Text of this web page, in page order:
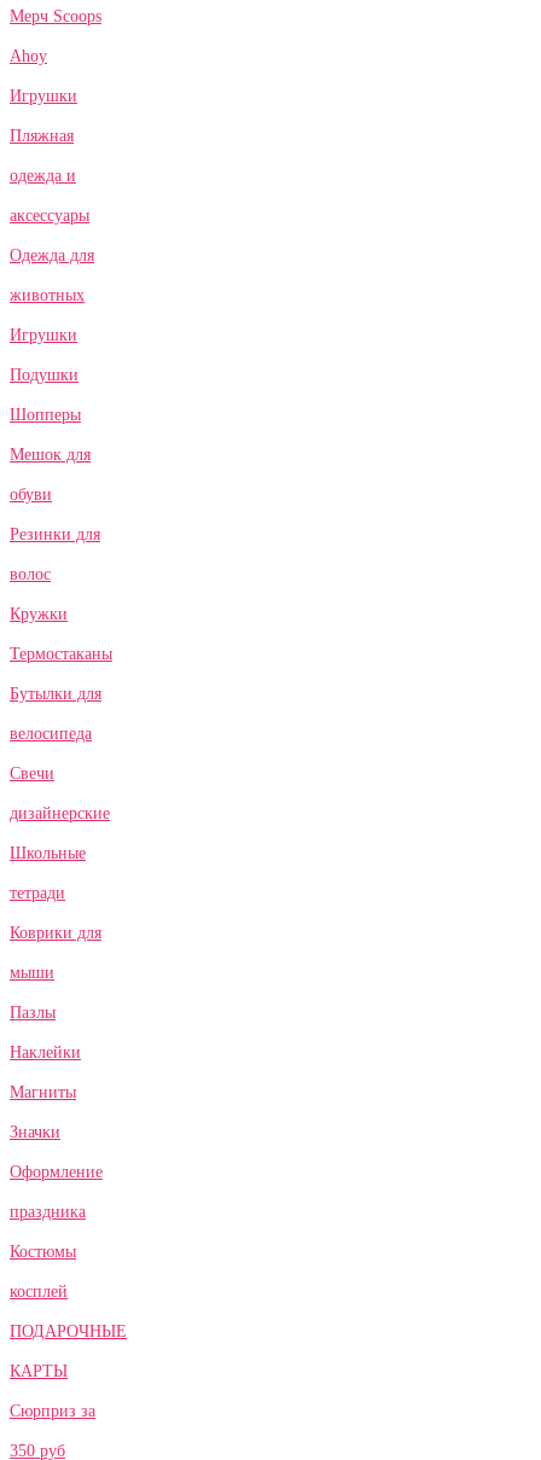
Мерч Scoops
Ahoy
Игрушки
Пляжная
одежда и
аксессуары
Одежда для
животных
Игрушки
Подушки
Шопперы
Мешок для
обуви
Резинки для
волос
Кружки
Термостаканы
Бутылки для
велосипеда
Свечи
дизайнерские
Школьные
тетради
Коврики для
мыши
Пазлы
Наклейки
Магниты
Значки
Оформление
праздника
Костюмы
косплей
ПОДАРОЧНЫЕ
КАРТЫ
Сюрприз за
350 руб